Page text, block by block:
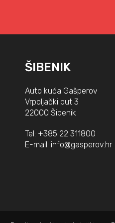
ŠIBENIK
Auto kuća Gašperov
Vrpoljački put 3
22000 Šibenik
Tel: +385 22 311800
E-mail: info@gasperov.hr